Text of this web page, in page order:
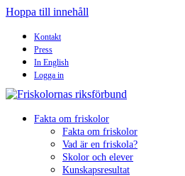
Hoppa till innehåll
Kontakt
Press
In English
Logga in
Fakta om friskolor
Fakta om friskolor
Vad är en friskola?
Skolor och elever
Kunskapsresultat